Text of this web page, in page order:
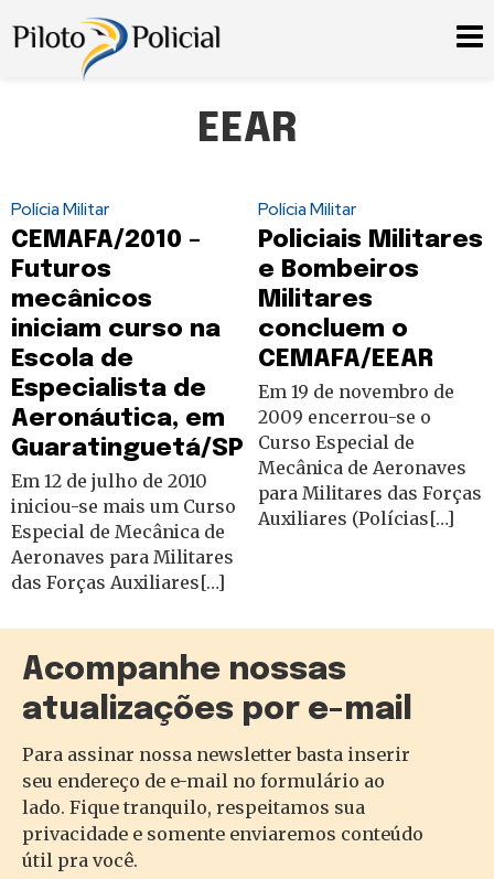
EEAR
Polícia Militar
CEMAFA/2010 –
Futuros
mecânicos
iniciam curso na
Escola de
Especialista de
Aeronáutica, em
Guaratinguetá/SP
Em 12 de julho de 2010
iniciou-se mais um Curso
Especial de Mecânica de
Aeronaves para Militares
das Forças Auxiliares[…]
Polícia Militar
Policiais Militares
e Bombeiros
Militares
concluem o
CEMAFA/EEAR
Em 19 de novembro de
2009 encerrou-se o
Curso Especial de
Mecânica de Aeronaves
para Militares das Forças
Auxiliares (Polícias[…]
Acompanhe nossas
atualizações por e-mail
Para assinar nossa newsletter basta inserir
seu endereço de e-mail no formulário ao
lado. Fique tranquilo, respeitamos sua
privacidade e somente enviaremos conteúdo
útil pra você.